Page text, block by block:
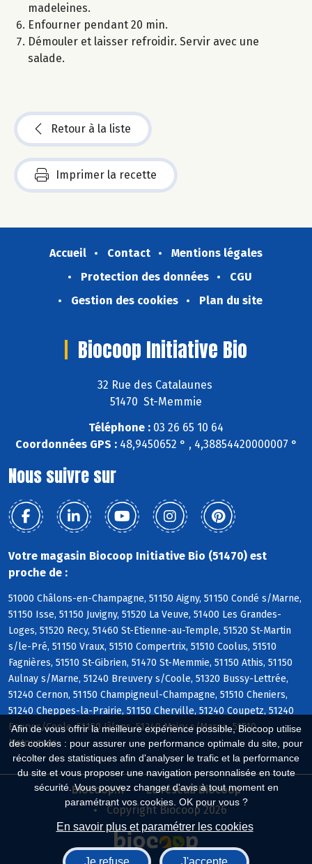
Afin de vous offrir la meilleure expérience possible, Biocoop utilise
des cookies : pour assurer une performance optimale du site, pour
récolter des statistiques afin d'analyser le trafic et la performance
du site et vous proposer une navigation personnalisée en toute
sécurité. Vous pouvez changer d'avis à tout moment en
paramétrant vos cookies. OK pour vous ?
En savoir plus et paramétrer les cookies
Je refuse J'accepte
madeleines.
Enfourner pendant 20 min.
Démouler et laisser refroidir. Servir avec une
salade.
Retour à la liste
Imprimer la recette
Accueil Contact
Mentions légales
Protection des données
CGU
Gestion des cookies
Plan du site
Biocoop Initiative Bio
32 Rue des Catalaunes
51470 St-Memmie
Téléphone : 03 26 65 10 64
Coordonnées GPS :48,9450652 ° , 4,38854420000007 °
Nous suivre sur
Votre magasin Biocoop Initiative Bio (51470) est
proche de :
51000 Châlons-en-Champagne, 51150 Aigny, 51150 Condé s/Marne,
51150 Isse, 51150 Juvigny, 51520 La Veuve, 51400 Les Grandes-
Loges, 51520 Recy, 51460 St-Etienne-au-Temple, 51520 St-Martin
s/le-Pré, 51150 Vraux, 51510 Compertrix, 51510 Coolus, 51510
Fagnières, 51510 St-Gibrien, 51470 St-Memmie, 51150 Athis, 51150
Aulnay s/Marne, 51240 Breuvery s/Coole, 51320 Bussy-Lettrée,
51240 Cernon, 51150 Champigneul-Champagne, 51510 Cheniers,
51240 Cheppes-la-Prairie, 51150 Cherville, 51240 Coupetz, 51240
Ecury s/Coole, 51150 Jâlons, 51240 Mairy s/Marne, 51510
Matougues
Biocoop.fr
Le réseau Biocoop
Copyright Biocoop 2026